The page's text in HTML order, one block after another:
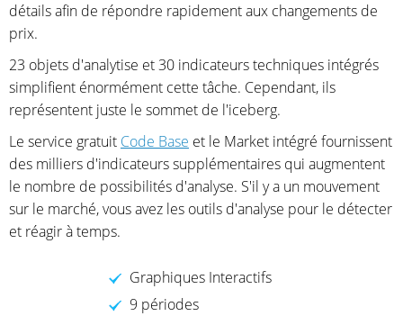
détails afin de répondre rapidement aux changements de
prix.
23 objets d'analytise et 30 indicateurs techniques intégrés
simplifient énormément cette tâche. Cependant, ils
représentent juste le sommet de l'iceberg.
Le service gratuit Code Base et le Market intégré fournissent
des milliers d'indicateurs supplémentaires qui augmentent
le nombre de possibilités d'analyse. S'il y a un mouvement
sur le marché, vous avez les outils d'analyse pour le détecter
et réagir à temps.
Graphiques Interactifs
9 périodes